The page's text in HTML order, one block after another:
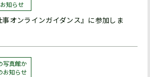
知らせ
オンラインガイダンス』に参加しま
写真館か
お知らせ